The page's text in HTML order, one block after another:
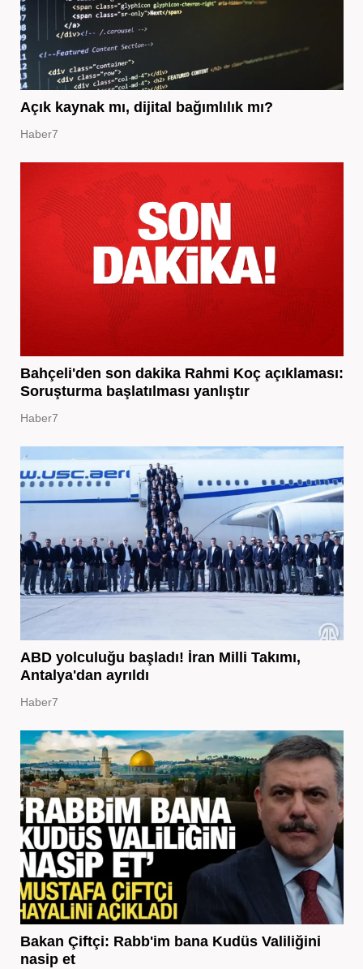
Açık kaynak mı, dijital bağımlılık mı?
Haber7
Bahçeli'den son dakika Rahmi Koç açıklaması:
Soruşturma başlatılması yanlıştır
Haber7
ABD yolculuğu başladı! İran Milli Takımı,
Antalya'dan ayrıldı
Haber7
Bakan Çiftçi: Rabb'im bana Kudüs Valiliğini
nasip et